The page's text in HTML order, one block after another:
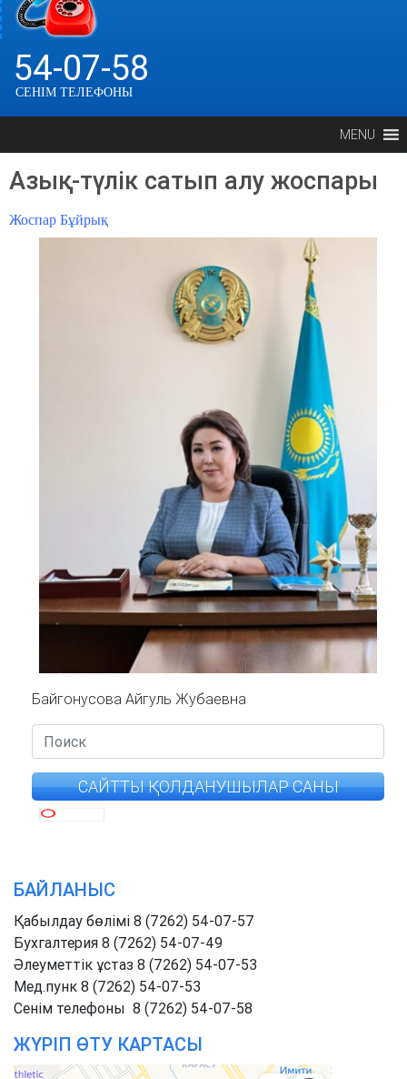
54-07-58
СЕНІМ ТЕЛЕФОНЫ
MENU
Азық-түлік сатып алу жоспары
Жоспар Бұйрық
Байгонусова Айгуль Жубаевна
САЙТТЫ ҚОЛДАНУШЫЛАР САНЫ
БАЙЛАНЫС
Қабылдау бөлімі 8 (7262) 54-07-57
Бухгалтерия 8 (7262) 54-07-49
Әлеуметтік ұстаз 8 (7262) 54-07-53
Мед.пунк 8 (7262) 54-07-53
Cенім телефоны 8 (7262) 54-07-58
ЖҮРІП ӨТУ КАРТАСЫ